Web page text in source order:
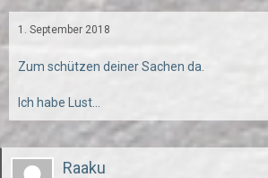
1. September 2018
Zum schützen deiner Sachen da.
Ich habe Lust...
Raaku